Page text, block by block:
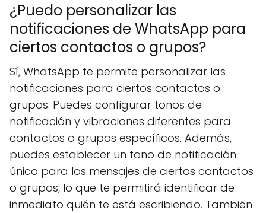
¿Puedo personalizar las
notificaciones de WhatsApp para
ciertos contactos o grupos?
Sí, WhatsApp te permite personalizar las
notificaciones para ciertos contactos o
grupos. Puedes configurar tonos de
notificación y vibraciones diferentes para
contactos o grupos específicos. Además,
puedes establecer un tono de notificación
único para los mensajes de ciertos contactos
o grupos, lo que te permitirá identificar de
inmediato quién te está escribiendo. También